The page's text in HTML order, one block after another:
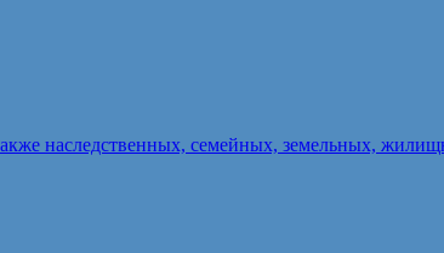
наследственных, семейных, земельных,